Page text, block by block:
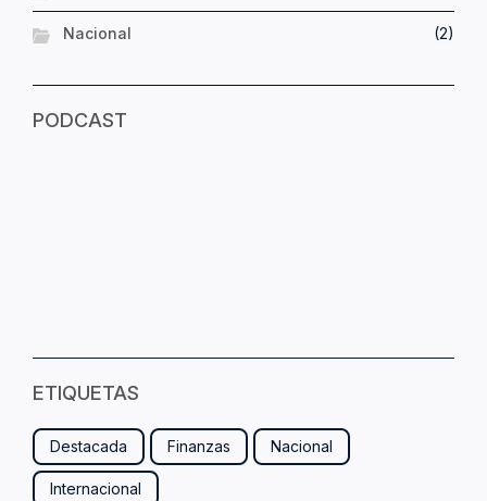
Nacional (2)
PODCAST
ETIQUETAS
Destacada Finanzas Nacional
Internacional